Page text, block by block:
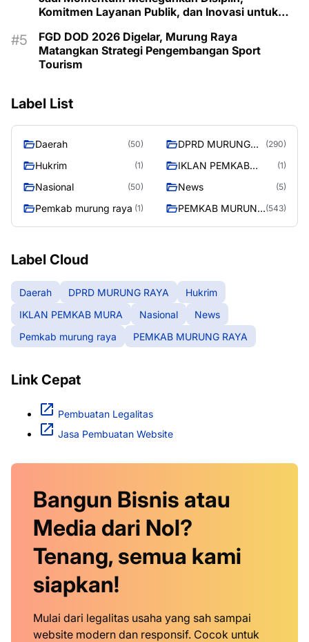
Komitmen Layanan Publik, dan Inovasi untuk
FGD DOD 2026 Digelar, Murung Raya
Matangkan Strategi Pengembangan Sport
Tourism
Label List
Daerah (50)
DPRD MURUNG
(290)
Hukrim (1)
IKLAN PEMKAB
(1)
Nasional (50) News (5)
Pemkab murung raya (1)
PEMKAB MURUNG (543)
Label Cloud
Daerah DPRD MURUNG RAYA
Hukrim
IKLAN PEMKAB MURA
Nasional
News
Pemkab murung raya
PEMKAB MURUNG RAYA
Link Cepat
Pembuatan Legalitas
Jasa Pembuatan Website
Bangun Bisnis atau
Media dari Nol?
Tenang, semua kami
siapkan!
Mulai dari legalitas usaha yang sah sampai
website modern dan responsif. Cocok untuk